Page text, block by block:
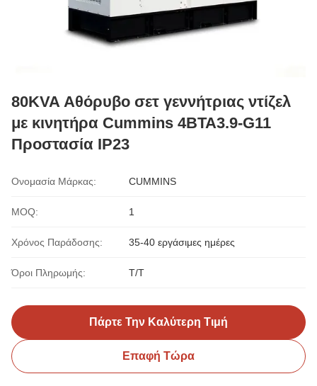
80KVA Αθόρυβο σετ γεννήτριας ντίζελ
με κινητήρα Cummins 4BTA3.9-G11
Προστασία IP23
Ονομασία Μάρκας: CUMMINS
MOQ: 1
Χρόνος Παράδοσης: 35-40 εργάσιμες ημέρες
Όροι Πληρωμής: T/T
Πάρτε Την Καλύτερη Τιμή
Επαφή Τώρα